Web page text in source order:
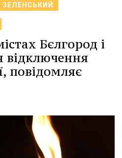
Бєлгород і
відключення
повідомляє